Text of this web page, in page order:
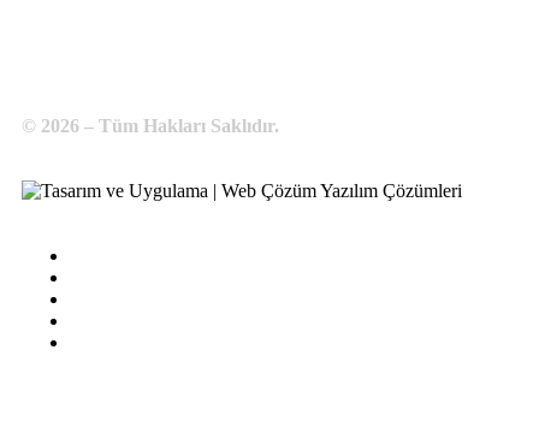
© 2026 – Tüm Hakları Saklıdır.